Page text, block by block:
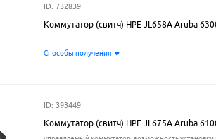
ID: 732839
Коммутатор (свитч) HPE JL658A Aruba
Способы получения
ID: 393449
Коммутатор (свитч) HPE JL675A Aruba